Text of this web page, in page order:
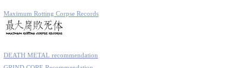
Maximum Rotting Corpse Records
DEATH METAL recommendation